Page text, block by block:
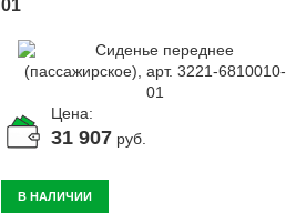
01
Цена:
31 907руб.
В НАЛИЧИИ